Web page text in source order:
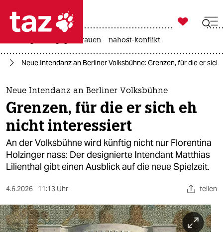
 taz zahl ich
taz zahl ich
themen
politik
öko
gesellschaft
sport
berlin

taz zahl ich
gewalt gegen frauen nahost-konflikt
Neue Intendanz an Berliner Volksbühne: Grenzen, für die er
Neue Intendanz an Berliner Volksbühne
Grenzen, für die er sich eh
nicht interessiert
An der Volksbühne wird künftig nicht nur Florentina
Holzinger nass: Der designierte Intendant Matthias
Lilienthal gibt einen Ausblick auf die neue Spielzeit.
4.6.2026 11:13 Uhr teilen